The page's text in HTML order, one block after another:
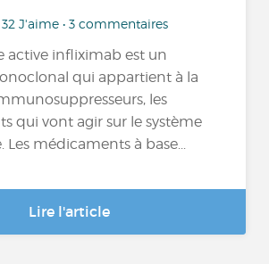
32 J'aime • 3 commentaires
active infliximab est un
qui appartient à la
les
qui vont agir sur le système
médicaments à base...
Lire l'article